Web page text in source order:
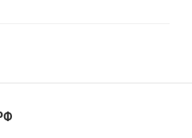
к 105-летию Центрального